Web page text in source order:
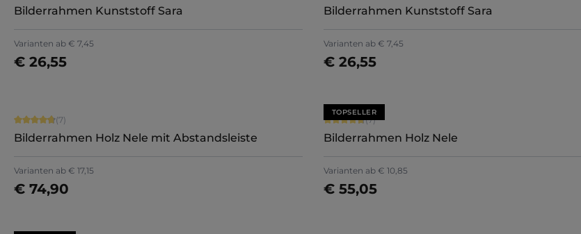
Bilderrahmen Kunststoff Sara
Varianten ab € 7,45
€ 26,55
Jetzt konfigurieren
Bilderrahmen Kunststoff Sara
Varianten ab€ 7,45
€ 26,55
Jetzt konfigurieren
Durchschnittliche Bewertung von 4.71 von 5 Sternen
(7)
Bilderrahmen Holz Nele mit Abstandsleiste
Varianten ab € 17,15
€ 74,90
Jetzt konfigurieren
TOPSELLER
Durchschnittliche Bewertung von 4.71 von 5
(7)
Bilderrahmen Holz Nele
Varianten ab€ 10,85
€ 55,05
Jetzt konfigurieren